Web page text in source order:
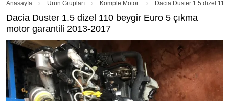
Anasayfa Ürün Grupları Komple Motor Dacia Duster 1.5 dizel
Dacia Duster 1.5 dizel 110 beygir Euro 5 çıkma
motor garantili 2013-2017